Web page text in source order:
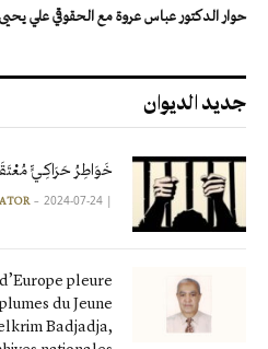
حوار الدكتور عباس عروة مع الحقوقي علي يحيى
جديد الديوان
خَوَاطِرُ حَرَاكِـيٍّ
|
2024-07-24
pleure
du Jeune
Badjadja,